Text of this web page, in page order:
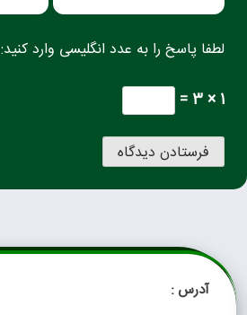
لطفا پاسخ را به عدد انگلیسی وارد کنید:
1 × 3 =
آدرس :